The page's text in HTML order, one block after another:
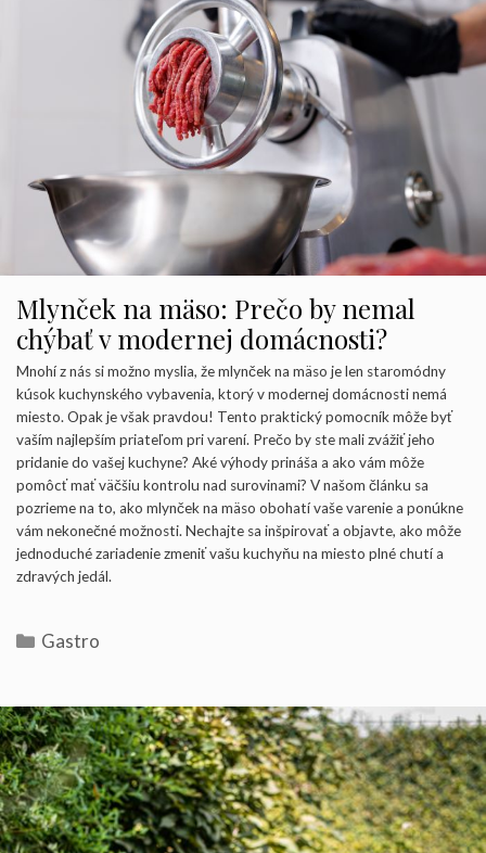
Mlynček na mäso: Prečo by nemal
chýbať v modernej domácnosti?
Mnohí z nás si možno myslia, že mlynček na mäso je len staromódny
kúsok kuchynského vybavenia, ktorý v modernej domácnosti nemá
miesto. Opak je však pravdou! Tento praktický pomocník môže byť
vaším najlepším priateľom pri varení. Prečo by ste mali zvážiť jeho
pridanie do vašej kuchyne? Aké výhody prináša a ako vám môže
pomôcť mať väčšiu kontrolu nad surovinami? V našom článku sa
pozrieme na to, ako mlynček na mäso obohatí vaše varenie a ponúkne
vám nekonečné možnosti. Nechajte sa inšpirovať a objavte, ako môže
jednoduché zariadenie zmeniť vašu kuchyňu na miesto plné chutí a
zdravých jedál.
Kategórie
Gastro